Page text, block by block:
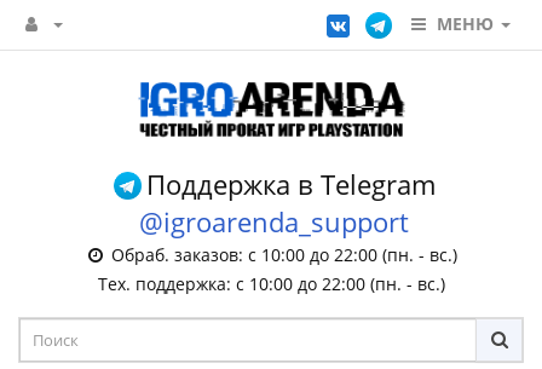
МЕНЮ
Поддержка в Telegram
@igroarenda_support
Обраб. заказов: с 10:00 до 22:00 (пн. - вс.)
Тех. поддержка: с 10:00 до 22:00 (пн. - вс.)